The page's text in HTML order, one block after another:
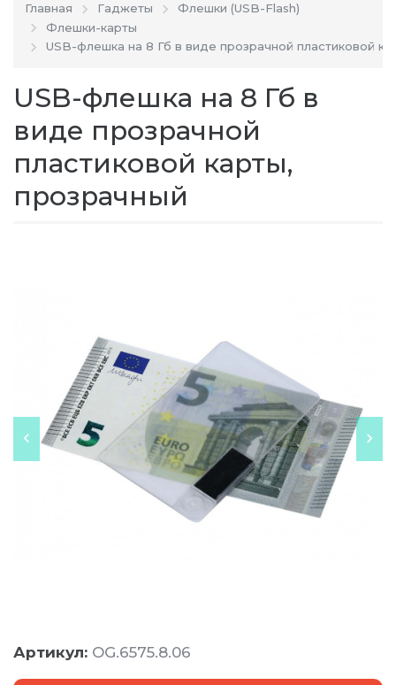
Главная Гаджеты
Флешки (USB-Flash)
Флешки-карты
USB-флешка на 8 Гб в виде прозрачной пластиковой
USB-флешка на 8 Гб в
виде прозрачной
пластиковой карты,
прозрачный
Артикул: OG.6575.8.06